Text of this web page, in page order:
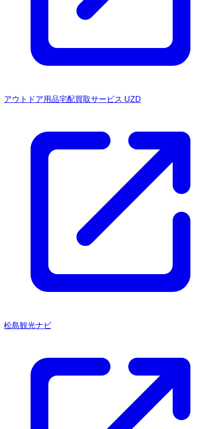
アウトドア用品宅配買取サービス UZD
松島観光ナビ